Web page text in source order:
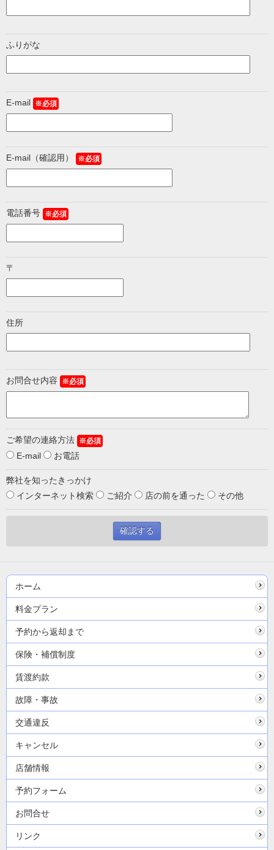
ふりがな
E-mail ※必須
E-mail（確認用） ※必須
電話番号 ※必須
〒
住所
お問合せ内容 ※必須
ご希望の連絡方法 ※必須
E-mail お電話
弊社を知ったきっかけ
インターネット検索
ご紹介 店の前を通った その他
ホーム
料金プラン
予約から返却まで
保険・補償制度
賃渡約款
故障・事故
交通違反
キャンセル
店舗情報
予約フォーム
お問合せ
リンク